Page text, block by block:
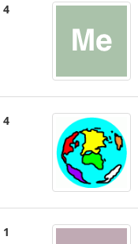
4
4
1